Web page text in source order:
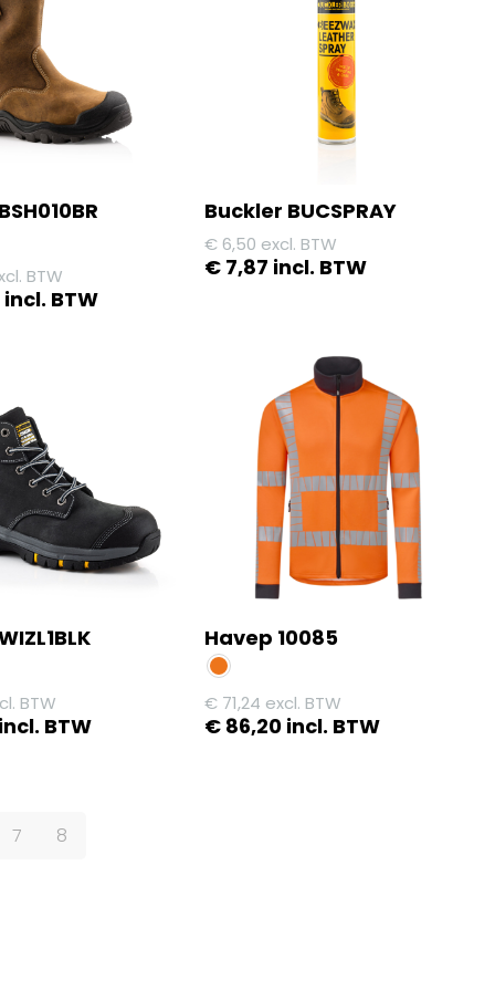
de
productpagina
BTW
incl. BTW
Buckler BUCSPRAY
€6,50 excl. BTW
€7,87 incl. BTW
BTW
incl. BTW
Havep 10085
€71,24 excl. BTW
€86,20incl. BTW
7 8